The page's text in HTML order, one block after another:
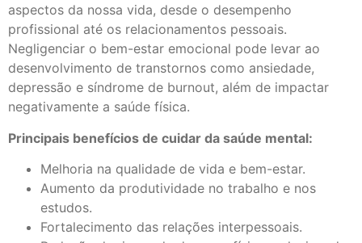
aspectos da nossa vida, desde o desempenho
profissional até os relacionamentos pessoais.
Negligenciar o bem-estar emocional pode levar ao
desenvolvimento de transtornos como ansiedade,
depressão e síndrome de burnout, além de impactar
negativamente a saúde física.
Principais benefícios de cuidar da saúde mental:
Melhoria na qualidade de vida e bem-estar.
Aumento da produtividade no trabalho e nos
estudos.
Fortalecimento das relações interpessoais.